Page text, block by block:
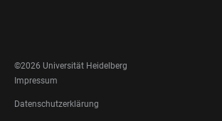
MEDIA
©2026 Universität Heidelberg
FOOTER
LEGAL
Impressum
Datenschutzerklärung